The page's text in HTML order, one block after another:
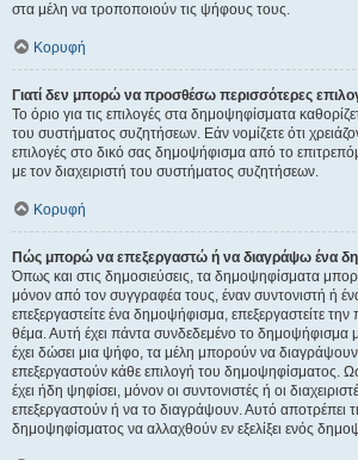
στα μέλη να τροποποιούν τις ψήφους τους.
Κορυφή
Γιατί δεν μπορώ να προσθέσω περισσότερες
Το όριο για τις επιλογές στα δημοψηφίσματα
του συστήματος συζητήσεων. Εάν νομίζετε ότι
επιλογές στο δικό σας δημοψήφισμα από το
με τον διαχειριστή του συστήματος συζητήσεων.
Κορυφή
Πώς μπορώ να επεξεργαστώ ή να διαγράψω ένα
Όπως και στις δημοσιεύσεις, τα δημοψηφίσματα
μόνον από τον συγγραφέα τους, έναν συντονιστή ή
επεξεργαστείτε ένα δημοψήφισμα, επεξεργαστείτε
θέμα. Αυτή έχει πάντα συνδεδεμένο το δημοψήφισμα
έχει δώσει μια ψήφο, τα μέλη μπορούν να
επεξεργαστούν κάθε επιλογή του δημοψηφίσματος.
έχει ήδη ψηφίσει, μόνον οι συντονιστές ή οι
επεξεργαστούν ή να το διαγράψουν. Αυτό αποτρέπει
δημοψηφίσματος να αλλαχθούν εν εξελίξει ενός